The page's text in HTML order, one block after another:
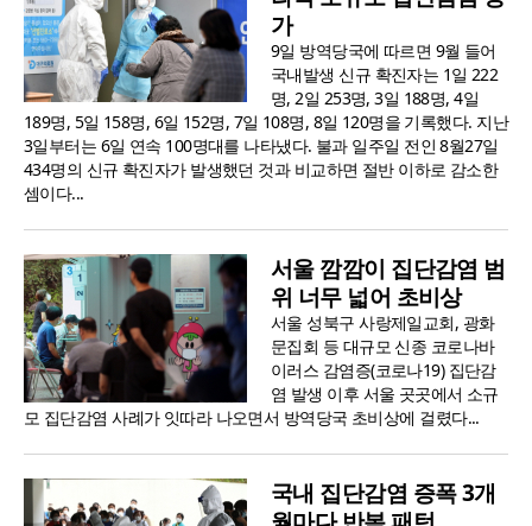
가
9일 방역당국에 따르면 9월 들어
국내발생 신규 확진자는 1일 222
명, 2일 253명, 3일 188명, 4일
189명, 5일 158명, 6일 152명, 7일 108명, 8일 120명을 기록했다. 지난
3일부터는 6일 연속 100명대를 나타냈다. 불과 일주일 전인 8월27일
434명의 신규 확진자가 발생했던 것과 비교하면 절반 이하로 감소한
셈이다...
서울 깜깜이 집단감염 범
위 너무 넓어 초비상
서울 성북구 사랑제일교회, 광화
문집회 등 대규모 신종 코로나바
이러스 감염증(코로나19) 집단감
염 발생 이후 서울 곳곳에서 소규
모 집단감염 사례가 잇따라 나오면서 방역당국 초비상에 걸렸다...
국내 집단감염 증폭 3개